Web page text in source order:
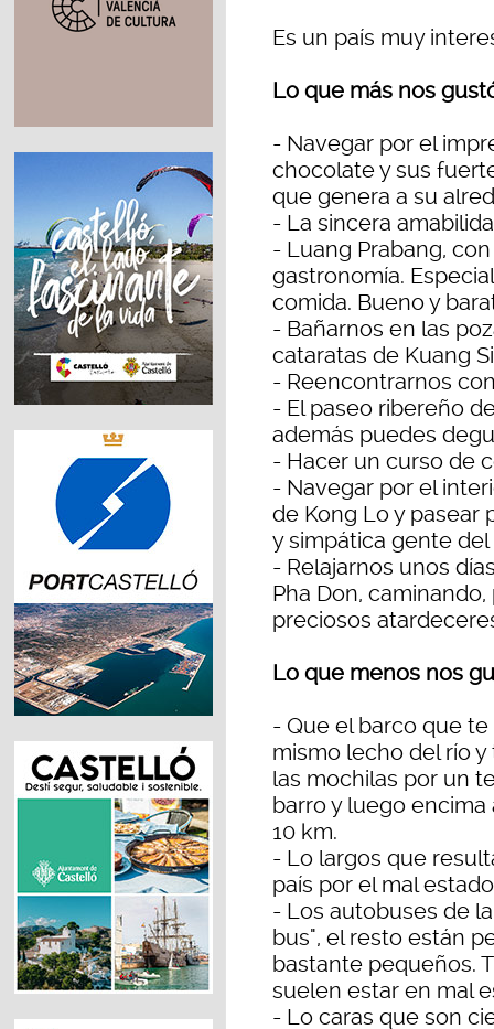
Es un país muy
Lo que más nos
- Navegar por el
chocolate y sus
que genera a su
- La sincera
- Luang Prabang,
gastronomía.
comida. Bueno y
- Bañarnos en las
cataratas de Kuang
- Reencontrarnos
- El paseo ribereño
además puedes
- Hacer un curso de
- Navegar por el
de Kong Lo y pasear
y simpática gente
- Relajarnos unos
Pha Don,
preciosos
Lo que menos nos
- Que el barco que
mismo lecho del río
las mochilas por un
barro y luego
10 km.
- Lo largos que
país por el mal
- Los autobuses de
bus", el resto están
bastante pequeños.
suelen estar en mal
- Lo caras que son